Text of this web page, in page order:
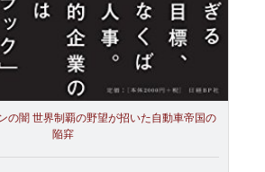
の闇 世界制覇の野望が招いた自動車帝国の
陥穽